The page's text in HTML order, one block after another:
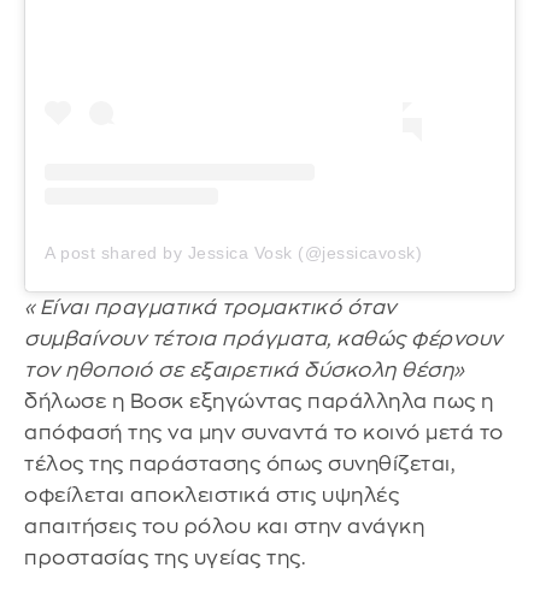
A post shared by Jessica Vosk (@jessicavosk)
«Είναι πραγματικά τρομακτικό όταν
συμβαίνουν τέτοια πράγματα, καθώς φέρνουν
τον ηθοποιό σε εξαιρετικά δύσκολη θέση»
δήλωσε η Βοσκ εξηγώντας παράλληλα πως η
απόφασή της να μην συναντά το κοινό μετά το
τέλος της παράστασης όπως συνηθίζεται,
οφείλεται αποκλειστικά στις υψηλές
απαιτήσεις του ρόλου και στην ανάγκη
προστασίας της υγείας της.